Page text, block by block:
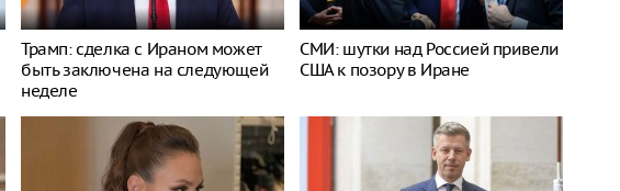
Трамп: сделка с Ираном может
быть заключена на следующей
неделе
СМИ: шутки над Россией привели
США к позору в Иране